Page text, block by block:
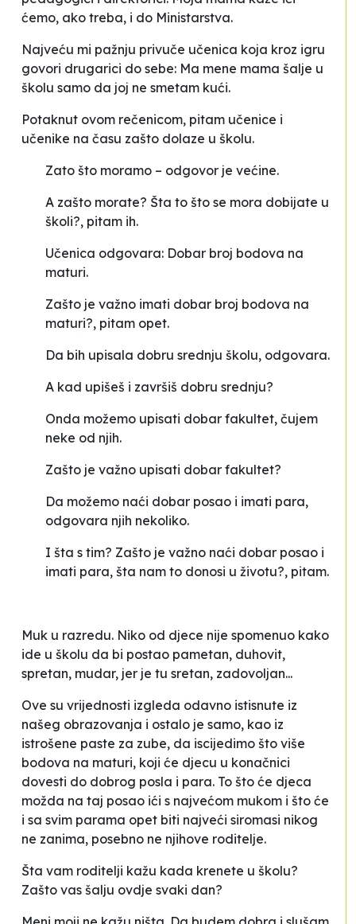
ćemo, ako treba, i do Ministarstva.
Najveću mi pažnju privuče učenica koja kroz igru
govori drugarici do sebe: Ma mene mama šalje u
školu samo da joj ne smetam kući.
Potaknut ovom rečenicom, pitam učenice i
učenike na času zašto dolaze u školu.
Zato što moramo – odgovor je većine.
A zašto morate? Šta to što se mora dobijate u
školi?, pitam ih.
Učenica odgovara: Dobar broj bodova na
maturi.
Zašto je važno imati dobar broj bodova na
maturi?, pitam opet.
Da bih upisala dobru srednju školu, odgovara.
A kad upišeš i završiš dobru srednju?
Onda možemo upisati dobar fakultet, čujem
neke od njih.
Zašto je važno upisati dobar fakultet?
Da možemo naći dobar posao i imati para,
odgovara njih nekoliko.
I šta s tim? Zašto je važno naći dobar posao i
imati para, šta nam to donosi u životu?, pitam.
Muk u razredu. Niko od djece nije spomenuo kako
ide u školu da bi postao pametan, duhovit,
spretan, mudar, jer je tu sretan, zadovoljan...
Ove su vrijednosti izgleda odavno istisnute iz
našeg obrazovanja i ostalo je samo, kao iz
istrošene paste za zube, da iscijedimo što više
bodova na maturi, koji će djecu u konačnici
dovesti do dobrog posla i para. To što će djeca
možda na taj posao ići s najvećom mukom i što će
i sa svim parama opet biti najveći siromasi nikog
ne zanima, posebno ne njihove roditelje.
Šta vam roditelji kažu kada krenete u školu?
Zašto vas šalju ovdje svaki dan?